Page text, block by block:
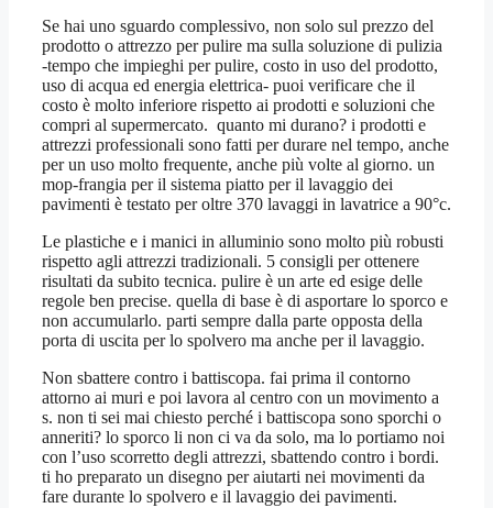
Se hai uno sguardo complessivo, non solo sul prezzo del
prodotto o attrezzo per pulire ma sulla soluzione di pulizia
-tempo che impieghi per pulire, costo in uso del prodotto,
uso di acqua ed energia elettrica- puoi verificare che il
costo è molto inferiore rispetto ai prodotti e soluzioni che
compri al supermercato. quanto mi durano? i prodotti e
attrezzi professionali sono fatti per durare nel tempo, anche
per un uso molto frequente, anche più volte al giorno. un
mop-frangia per il sistema piatto per il lavaggio dei
pavimenti è testato per oltre 370 lavaggi in lavatrice a 90°c.
Le plastiche e i manici in alluminio sono molto più robusti
rispetto agli attrezzi tradizionali. 5 consigli per ottenere
risultati da subito tecnica. pulire è un arte ed esige delle
regole ben precise. quella di base è di asportare lo sporco e
non accumularlo. parti sempre dalla parte opposta della
porta di uscita per lo spolvero ma anche per il lavaggio.
Non sbattere contro i battiscopa. fai prima il contorno
attorno ai muri e poi lavora al centro con un movimento a
s. non ti sei mai chiesto perché i battiscopa sono sporchi o
anneriti? lo sporco li non ci va da solo, ma lo portiamo noi
con l’uso scorretto degli attrezzi, sbattendo contro i bordi.
ti ho preparato un disegno per aiutarti nei movimenti da
fare durante lo spolvero e il lavaggio dei pavimenti.